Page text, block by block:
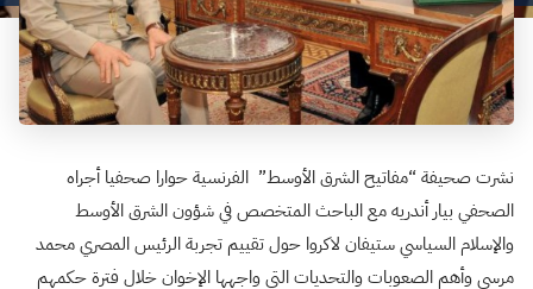
نشرت صحيفة “مفاتيح الشرق الأوسط” الفرنسية حوارا صحفيا أجراه
الصحفي بيار أندريه مع الباحث المتخصص في شؤون الشرق الأوسط
والإسلام السياسي ستيفان لاكروا حول تقييم تجربة الرئيس المصري محمد
مرسي وأهم الصعوبات والتحديات التي واجهها الإخوان خلال فترة حكمهم